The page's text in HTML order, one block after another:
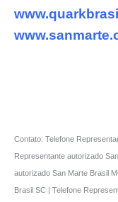
Contato: Telefone
Representante autorizado
autorizado San Marte Brasil
Brasil SC | Telefone